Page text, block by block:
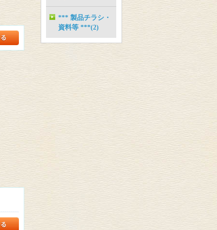
*** 製品チラシ・
資料等 ***(2)